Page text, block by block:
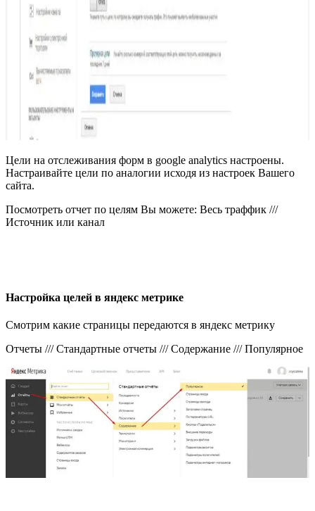
Цели на отслеживания форм в google analytics настроены.
Настраивайте цели по аналогии исходя из настроек Вашего
сайта.
Посмотреть отчет по целям Вы можете: Весь траффик ///
Источник или канал
Настройка целей в яндекс метрике
Смотрим какие страницы передаются в яндекс метрику
Отчеты /// Стандартные отчеты /// Содержание /// Популярное